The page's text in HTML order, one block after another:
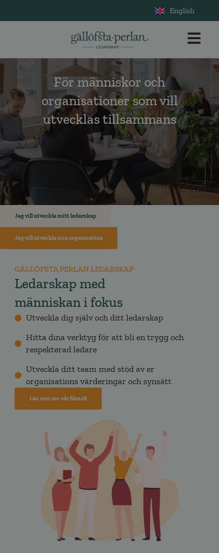
English
För människor och
organisationer som vill
utvecklas tillsammans
Jag vill utveckla mitt ledarskap
Jag vill utveckla min organisation
GÄLLÖFSTA PERLAN LEDARSKAP
Ledarskap med
människan i fokus
Utveckla dig själv och ditt ledarskap
Hitta dina verktyg för att bli en trygg och
respekterad ledare
Utveckla ditt team med stöd av er
organisations värderingar och synsätt
Läs mer om vår filosofi